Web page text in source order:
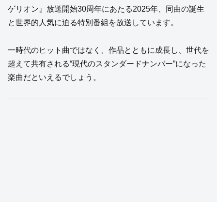
ゲリオン』放送開始30周年にあたる2025年、同曲の誕生
と世界的人気に迫る特別番組を放送しています。
一時代のヒット曲ではなく、作品とともに成長し、世代を
超えて共有される“現代のスタンダードナンバー”になった
楽曲だといえるでしょう。